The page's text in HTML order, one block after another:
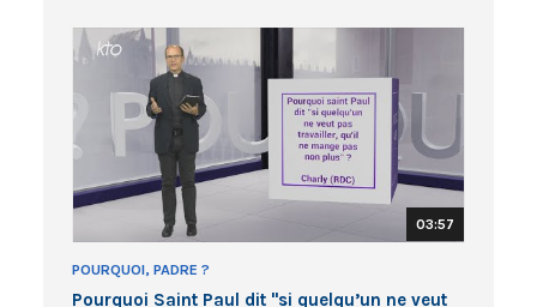
03:57
POURQUOI, PADRE ?
Pourquoi Saint Paul dit "si quelqu’un ne veut